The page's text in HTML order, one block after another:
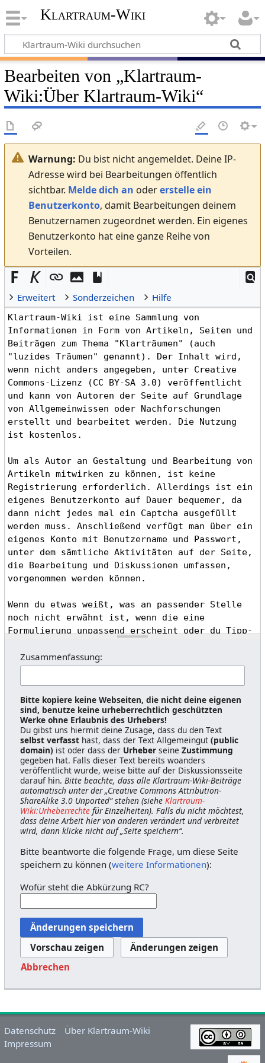
Klartraum-Wiki
Bearbeiten von „Klartraum-
Wiki:Über Klartraum-Wiki“
Warnung: Du bist nicht angemeldet. Deine IP-
Adresse wird bei Bearbeitungen öffentlich
sichtbar. Melde dich an odererstelle ein
Benutzerkonto, damit Bearbeitungen deinem
Benutzernamen zugeordnet werden. Ein eigenes
Benutzerkonto hat eine ganze Reihe von
Vorteilen.
Erweitert Sonderzeichen Hilfe
Zusammenfassung:
Bitte kopiere keine Webseiten, die nicht deine eigenen
sind, benutze keine urheberrechtlich geschützten
Werke ohne Erlaubnis des Urhebers!
Du gibst uns hiermit deine Zusage, dass du den Text
selbst verfasst hast, dass der Text Allgemeingut(public
domain) ist oder dass der Urheber seineZustimmung
gegeben hat. Falls dieser Text bereits woanders
veröffentlicht wurde, weise bitte auf der Diskussionsseite
darauf hin.Bitte beachte, dass alle Klartraum-Wiki-Beiträge
automatisch unter der „Creative Commons Attribution-
ShareAlike 3.0 Unported“ stehen (sieheKlartraum-
Wiki:Urheberrechte für Einzelheiten). Falls du nicht möchtest,
dass deine Arbeit hier von anderen verändert und verbreitet
wird, dann klicke nicht auf „Seite speichern“.
Bitte beantworte die folgende Frage, um diese Seite
speichern zu können (weitere Informationen):
Wofür steht die Abkürzung RC?
Abbrechen
Datenschutz
Über Klartraum-Wiki
Impressum